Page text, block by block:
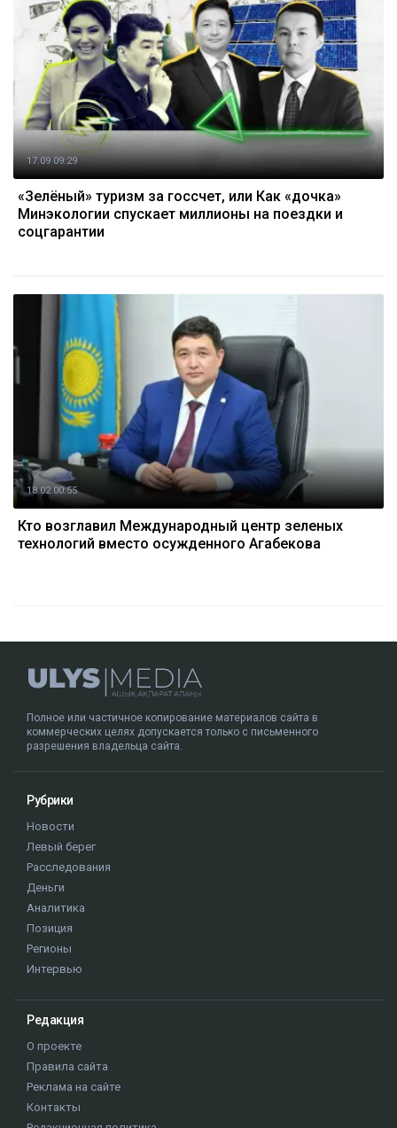
17.09 09:29
«Зелёный» туризм за госсчет, или Как «дочка»
Минэкологии спускает миллионы на поездки и
соцгарантии
18.02 00:55
Кто возглавил Международный центр зеленых
технологий вместо осужденного Агабекова
Полное или частичное копирование материалов сайта в
коммерческих целях допускается только с письменного
разрешения владельца сайта.
Рубрики
Новости
Левый берег
Расследования
Деньги
Аналитика
Позиция
Регионы
Интервью
Редакция
О проекте
Правила сайта
Реклама на сайте
Контакты